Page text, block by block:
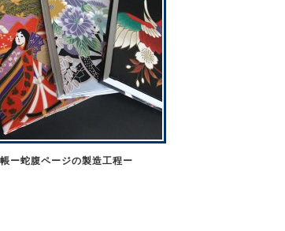
ー蛇腹ページの製造工程ー